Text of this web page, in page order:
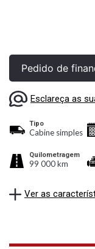
Pedido de
Esclareça as
Tipo
Cabine simples
Quilometragem
99 000 km
Ver as